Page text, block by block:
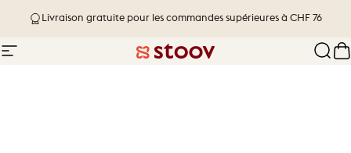
Livraison gratuite pour les commandes supérieures à CHF 76
Navigation Stoov® | Cordless Heated Cushions